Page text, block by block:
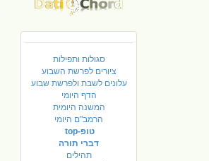
סגולות ותפילות
ציורים לפרשת השבוע
עלונים לשבת ולפרשת שבוע
הדף היומי
המשנה היומית
הרמב"ם היומי
טופ-top
דברי תורה
תהילים